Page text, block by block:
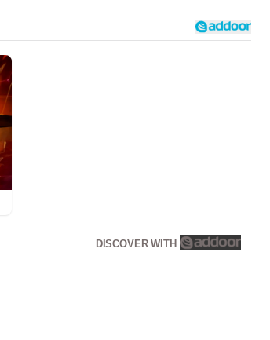
DISCOVER WITH